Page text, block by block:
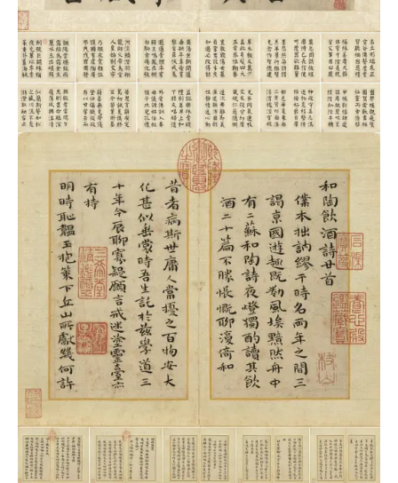
祝允明楷书《书千字文》册